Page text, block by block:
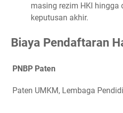
masing rezim HKI hingga
keputusan akhir.
Biaya Pendaftaran
PNBP Paten
Paten UMKM, Lembaga